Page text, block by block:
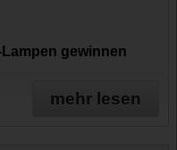
gewinnen
mehr lesen